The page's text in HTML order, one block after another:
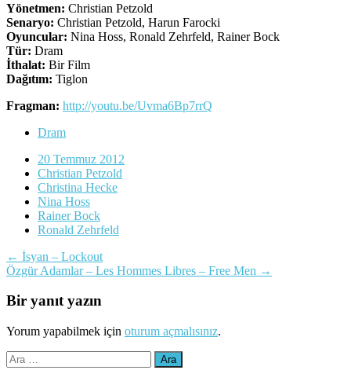
Yönetmen: Christian Petzold
Senaryo: Christian Petzold, Harun Farocki
Oyuncular: Nina Hoss, Ronald Zehrfeld, Rainer Bock
Tür: Dram
İthalat: Bir Film
Dağıtım: Tiglon
Fragman: http://youtu.be/Uvma6Bp7rrQ
Dram
20 Temmuz 2012
Christian Petzold
Christina Hecke
Nina Hoss
Rainer Bock
Ronald Zehrfeld
Yazı
dolaşımı
← İsyan – Lockout
Özgür Adamlar – Les Hommes Libres – Free Men →
Bir yanıt yazın
Yorum yapabilmek için oturum açmalısınız.
Arama: